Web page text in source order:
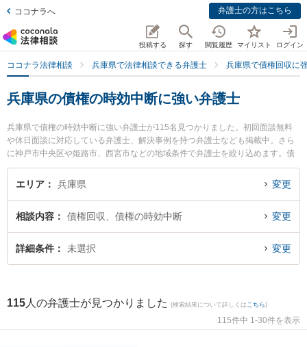
ココナラへ 弁護士の方はこちら
投稿する 探す 閲覧履歴 マイリスト ログイン
ココナラ法律相談 兵庫県で法律相談できる弁護士 兵庫県で債権回収に
兵庫県の債権の時効中断に強い弁護士
兵庫県で債権の時効中断に強い弁護士が115名見つかりました。初回面談無料
や休日面談に対応している弁護士、解決事例を持つ弁護士なども掲載中。さら
に神戸市中央区や姫路市、西宮市などの地域条件で弁護士を絞り込めます。債
権回収に関係する売掛金回収や債権回収代行、債権の時効中断等の細かな分野
での絞り込み検索もでき便利です。特に後藤敦夫法律事務所の後藤 敦夫弁護士
います。『兵庫県で土日や夜間に発生した債権の時効中断のトラブルを今すぐ
に弁護士に相談したい』『債権の時効中断のトラブル解決の実績豊富な近くの
弁護士を検索したい』『初回相談無料で債権の時効中断を法律相談できる兵庫
エリア 兵庫県 変更
相談内容 債権回収、債権の時効中断 変更
詳細条件 未選択 変更
115 人の弁護士が見つかりました (検索結果について詳しくは こちら)
115件中 1-30件を表示